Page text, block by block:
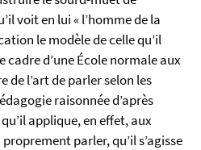
voit en lui « l’homme de la
le modèle de celle qu’il
d’une École normale aux
de l’art de parler selon les
raisonnée d’après
applique, en effet, aux
parler, qu’il s’agisse